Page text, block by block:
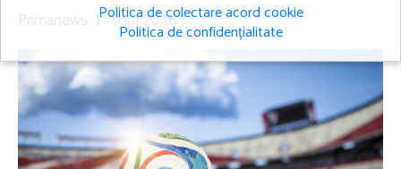
Primanews | 9 iul 2026
Politica de colectare acord cookie
Politica de confidențialitate